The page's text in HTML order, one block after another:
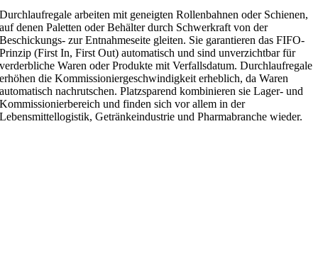
Durchlaufregale arbeiten mit geneigten Rollenbahnen oder Schienen,
auf denen Paletten oder Behälter durch Schwerkraft von der
Beschickungs- zur Entnahmeseite gleiten. Sie garantieren das FIFO-
Prinzip (First In, First Out) automatisch und sind unverzichtbar für
verderbliche Waren oder Produkte mit Verfallsdatum. Durchlaufregale
erhöhen die Kommissioniergeschwindigkeit erheblich, da Waren
automatisch nachrutschen. Platzsparend kombinieren sie Lager- und
Kommissionierbereich und finden sich vor allem in der
Lebensmittellogistik, Getränkeindustrie und Pharmabranche wieder.